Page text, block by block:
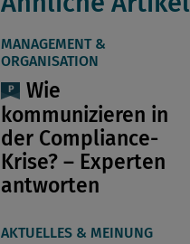
MANAGEMENT &
ORGANISATION
Wie
kommunizieren in
der Compliance-
Krise? – Experten
antworten
AKTUELLES & MEINUNG